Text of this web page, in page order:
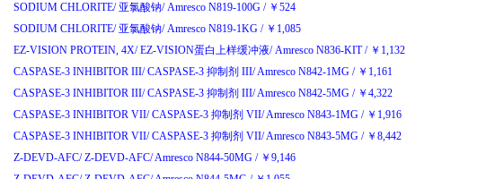
SODIUM CHLORITE/ 亚氯酸钠/ Amresco N819-100G / ￥ 524
SODIUM CHLORITE/ 亚氯酸钠/ Amresco N819-1KG / ￥ 1,085
EZ-VISION PROTEIN, 4X/ EZ-VISION蛋白上样缓冲液/ Amresco N836-KIT / ￥ 1,132
CASPASE-3 INHIBITOR III/ CASPASE-3 抑制剂 III/Amresco N842-1MG / ￥ 1,161
CASPASE-3 INHIBITOR III/ CASPASE-3 抑制剂 III/Amresco N842-5MG / ￥ 4,322
CASPASE-3 INHIBITOR VII/ CASPASE-3 抑制剂 VII/Amresco N843-1MG / ￥ 1,916
CASPASE-3 INHIBITOR VII/ CASPASE-3 抑制剂 VII/Amresco N843-5MG / ￥ 8,442
Z-DEVD-AFC/ Z-DEVD-AFC/Amresco N844-50MG / ￥ 9,146